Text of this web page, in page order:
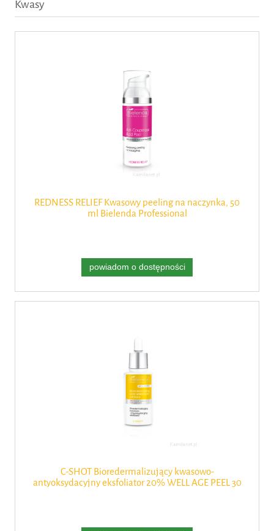
Kwasy
REDNESS RELIEF Kwasowy peeling na naczynka, 50
ml Bielenda Professional
powiadom o dostępności
C-SHOT Bioredermalizujący kwasowo-
antyoksydacyjny eksfoliator 20% WELL AGE PEEL 30